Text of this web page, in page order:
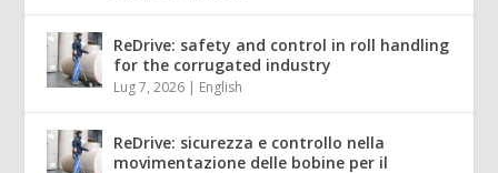
ReDrive: safety and control in roll handling
for the corrugated industry
Lug 7, 2026 | English
ReDrive: sicurezza e controllo nella
movimentazione delle bobine per il